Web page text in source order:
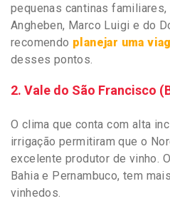
pequenas cantinas
Angheben, Marco Luigi e do
recomendo planejar uma
desses pontos.
2. Vale do São Francisco
O clima que conta com alta
irrigação permitiram que o
excelente produtor de vinho.
Bahia e Pernambuco, tem
vinhedos.